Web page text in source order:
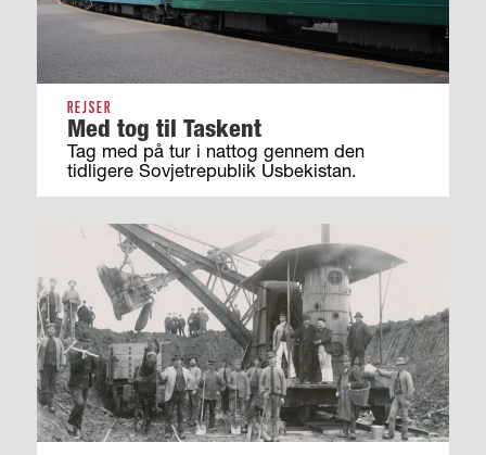
REJSER
Med tog til Taskent
Tag med på tur i nattog gennem den
tidligere Sovjetrepublik Usbekistan.